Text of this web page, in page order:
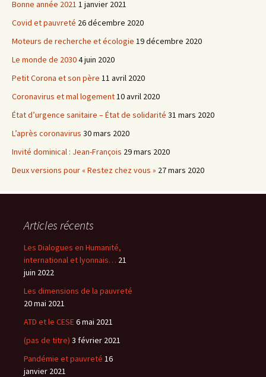
Bonne année 2021 1 janvier 2021
Covid et pauvreté 26 décembre 2020
Moteurs de recherche et écologie 19 décembre 2020
Le monde de 20304 juin 2020
Petit Corona et son père 11 avril 2020
Coronavirus et mal logement10 avril 2020
État d’urgence sanitaire – État de solidarité 31 mars 2020
L’après coronavirus 30 mars 2020
Invité dominical : Jean-François 29 mars 2020
Deux versions pour « Restez chez vous » 27 mars 2020
Articles récents
Les Dialogues en Humanité,
international et lyonnais… 21
juin 2022
Les dimensions de la pauvreté
20 mai 2021
ATD et le CESE6 mai 2021
(pas de titre) 3 février 2021
Pandémie et pauvreté 16
janvier 2021